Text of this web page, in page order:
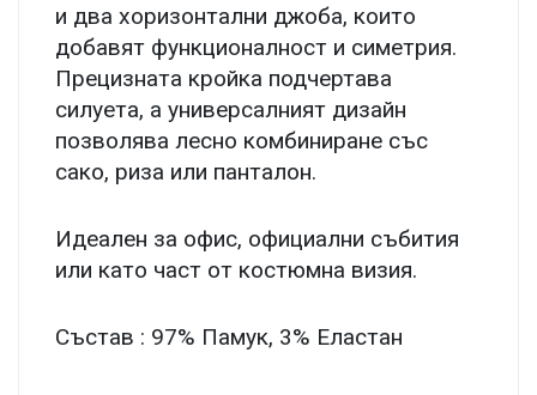
и два хоризонтални джоба, които
добавят функционалност и симетрия.
Прецизната кройка подчертава
силуета, а универсалният дизайн
позволява лесно комбиниране със
сако, риза или панталон.
Идеален за офис, официални събития
или като част от костюмна визия.
Състав : 97% Памук, 3% Еластан